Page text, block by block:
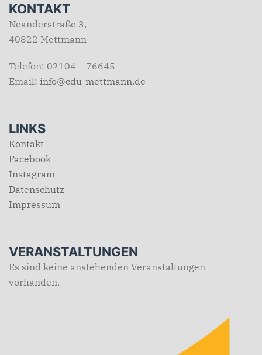
KONTAKT
Neanderstraße 3,
40822 Mettmann
Telefon: 02104 – 76645
Email: info@cdu-mettmann.de
LINKS
Kontakt
Facebook
Instagram
Datenschutz
Impressum
VERANSTALTUNGEN
Es sind keine anstehenden Veranstaltungen
vorhanden.